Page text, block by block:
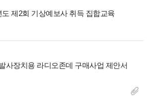
도 제2회 기상예보사 취득 집합교육
사장치용 라디오존데 구매사업 제안서